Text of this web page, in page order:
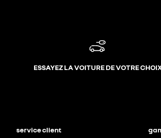
ESSAYEZ LA VOITURE DE VOTRE
service client